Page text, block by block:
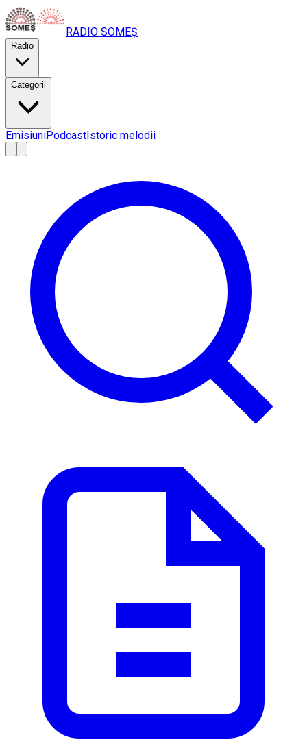
RADIO SOMEȘ
Radio
Categorii
EmisiuniPodcastIstoric melodii
AA